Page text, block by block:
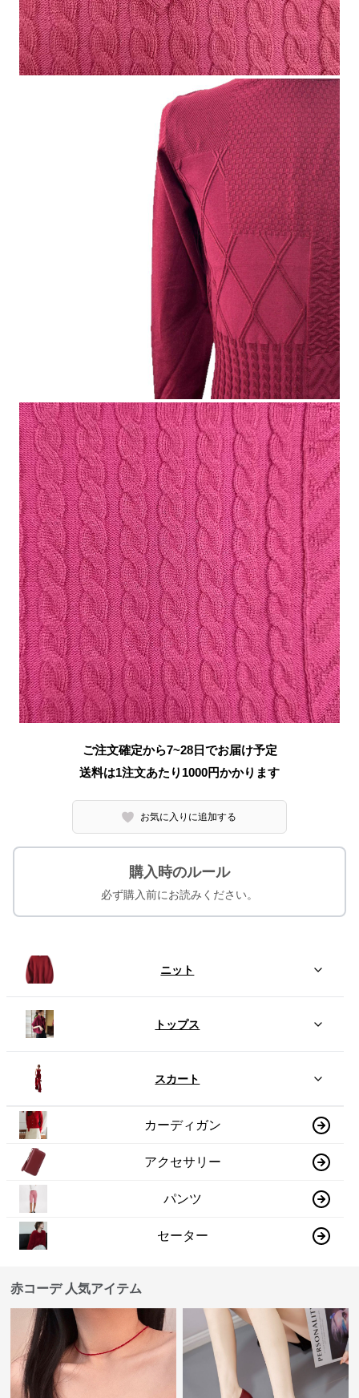
ご注文確定から7~28日でお届け予定
送料は1注文あたり 1000円かかります
お気に入りに追加する
購入時のルール
必ず購入前にお読みください。
ニット
トップス
スカート
カーディガン
アクセサリー
パンツ
セーター
赤コーデ 人気アイテム